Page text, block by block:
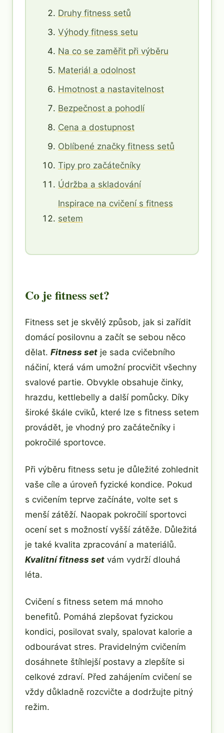
Druhy fitness setů
Výhody fitness setu
Na co se zaměřit při výběru
Materiál a odolnost
Hmotnost a nastavitelnost
Bezpečnost a pohodlí
Cena a dostupnost
Oblíbené značky fitness setů
Tipy pro začátečníky
Údržba a skladování
Inspirace na cvičení s fitness
setem
Co je fitness set?
Fitness set je skvělý způsob, jak si zařídit
domácí posilovnu a začít se sebou něco
dělat. Fitness set je sada cvičebního
náčiní, která vám umožní procvičit všechny
svalové partie. Obvykle obsahuje činky,
hrazdu, kettlebelly a další pomůcky. Díky
široké škále cviků, které lze s fitness setem
provádět, je vhodný pro začátečníky i
pokročilé sportovce.
Při výběru fitness setu je důležité zohlednit
vaše cíle a úroveň fyzické kondice. Pokud
s cvičením teprve začínáte, volte set s
menší zátěží. Naopak pokročilí sportovci
ocení set s možností vyšší zátěže. Důležitá
je také kvalita zpracování a materiálů.
Kvalitní fitness set vám vydrží dlouhá
léta.
Cvičení s fitness setem má mnoho
benefitů. Pomáhá zlepšovat fyzickou
kondici, posilovat svaly, spalovat kalorie a
odbourávat stres. Pravidelným cvičením
dosáhnete štíhlejší postavy a zlepšíte si
celkové zdraví. Před zahájením cvičení se
vždy důkladně rozcvičte a dodržujte pitný
režim.